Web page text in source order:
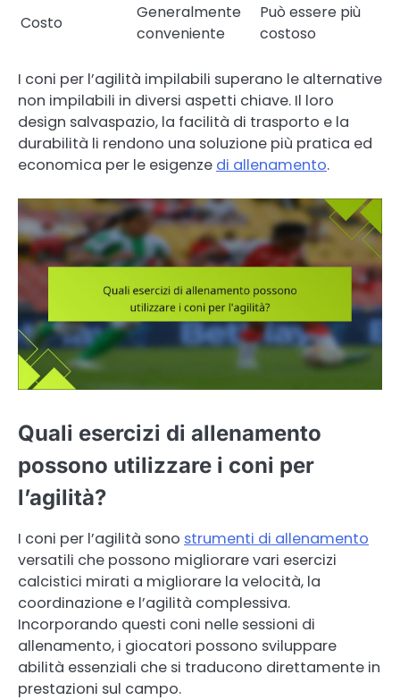
Costo
Generalmente
conveniente
Può essere più
costoso
I coni per l’agilità impilabili superano le alternative
non impilabili in diversi aspetti chiave. Il loro
design salvaspazio, la facilità di trasporto e la
durabilità li rendono una soluzione più pratica ed
economica per le esigenze di allenamento.
Quali esercizi di allenamento
possono utilizzare i coni per
l’agilità?
I coni per l’agilità sono strumenti di allenamento
versatili che possono migliorare vari esercizi
calcistici mirati a migliorare la velocità, la
coordinazione e l’agilità complessiva.
Incorporando questi coni nelle sessioni di
allenamento, i giocatori possono sviluppare
abilità essenziali che si traducono direttamente in
prestazioni sul campo.